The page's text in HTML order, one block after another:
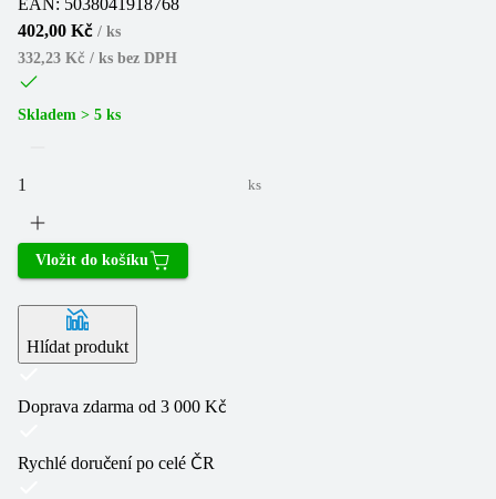
EAN: 5038041918768
402,00 Kč / ks
332,23 Kč / ks bez DPH
Skladem > 5 ks
ks
Vložit do košíku
Hlídat produkt
Doprava zdarma od 3 000 Kč
Rychlé doručení po celé ČR